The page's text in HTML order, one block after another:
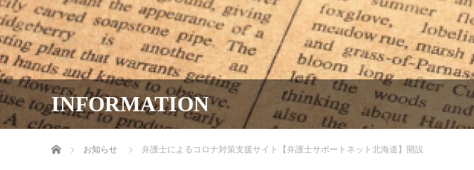
INFORMATION
ホーム お知らせ 弁護士によるコロナ対策支援サイト【弁護士サポートネット北海道】開設